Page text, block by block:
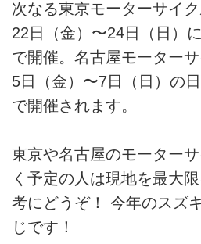
次なる東京モーターサイ
22日（金）〜24日（日）
で開催。名古屋モーター
5日（金）〜7日（日）の
で開催されます。
東京や名古屋のモーター
く予定の人は現地を最大
考にどうぞ！ 今年のスズ
じです！